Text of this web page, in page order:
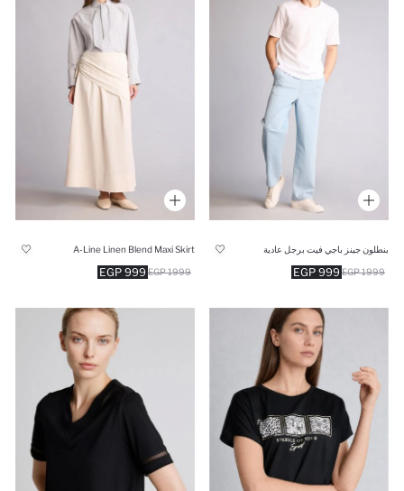
بنطلون جينز باجي فيت برجل عادية
999 EGP 1999 EGP
A-Line Linen Blend Maxi Skirt
999 EGP 1999 EGP